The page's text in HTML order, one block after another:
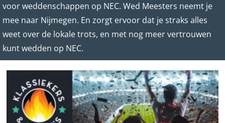
voor weddenschappen op NEC. Wed Meesters neemt je
mee naar Nijmegen. En zorgt ervoor dat je straks alles
weet over de lokale trots, en met nog meer vertrouwen
kunt wedden op NEC.